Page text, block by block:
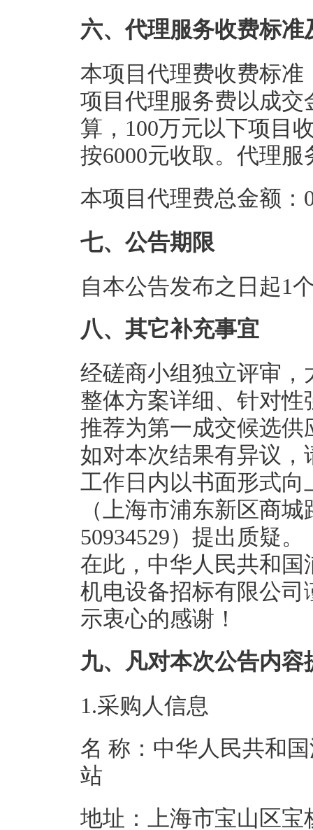
六、代理服务收费标准
本项目代理费收费标
项目代理服务费以成
算，100万元以下项目
按6000元收取。代理
本项目代理费总金额：
七、公告期限
自本公告发布之日起1
八、其它补充事宜
经磋商小组独立评审
整体方案详细、针对性
推荐为第一成交候选供
如对本次结果有异议
工作日内以书面形式
（上海市浦东新区商
50934529）提出质疑。
在此，中华人民共和
机电设备招标有限公
示衷心的感谢！
九、凡对本次公告内
1.采购人信息
名 称：中华人民共和
站
地址：上海市